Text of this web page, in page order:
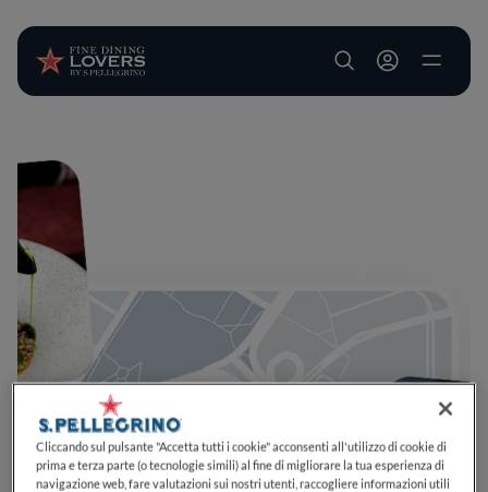
User account
Cliccando sul pulsante "Accetta tutti i cookie" acconsenti all'utilizzo di cookie di
prima e terza parte (o tecnologie simili) al fine di migliorare la tua esperienza di
navigazione web, fare valutazioni sui nostri utenti, raccogliere informazioni utili